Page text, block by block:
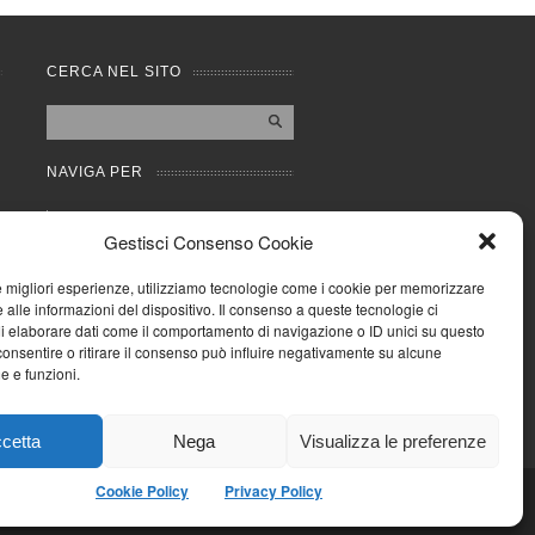
Gestisci Consenso Cookie
migliori esperienze, utilizziamo tecnologie come i cookie per memorizzare
alle informazioni del dispositivo. Il consenso a queste tecnologie ci
elaborare dati come il comportamento di navigazione o ID unici su questo
o ritirare il consenso può influire negativamente su alcune
e funzioni.
Nega Visualizza le preferenze
Cookie Policy Privacy Policy
CERCA NEL SITO
NAVIGA PER
Mappa completa
Mappa categorie
Privacy Policy
Forum
Iscriviti alla Community
AziendaCondominio